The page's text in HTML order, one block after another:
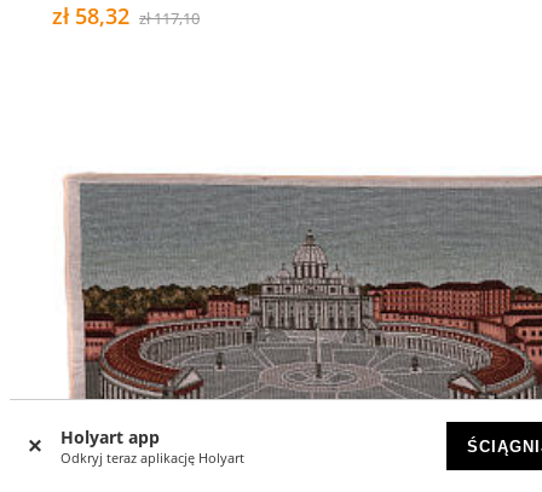
Holyart app
Odkryj teraz aplikację Holyart
zł 58,32 zł 117,10